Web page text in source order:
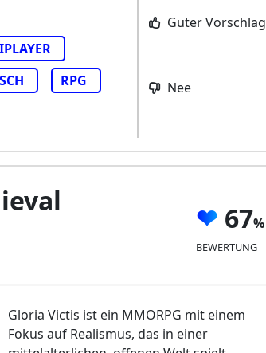
RPG
Guter Vorschlag
Nee
67
BEWERTUNG
Gloria Victis ist ein MMORPG mit einem
Fokus auf Realismus, das in einer